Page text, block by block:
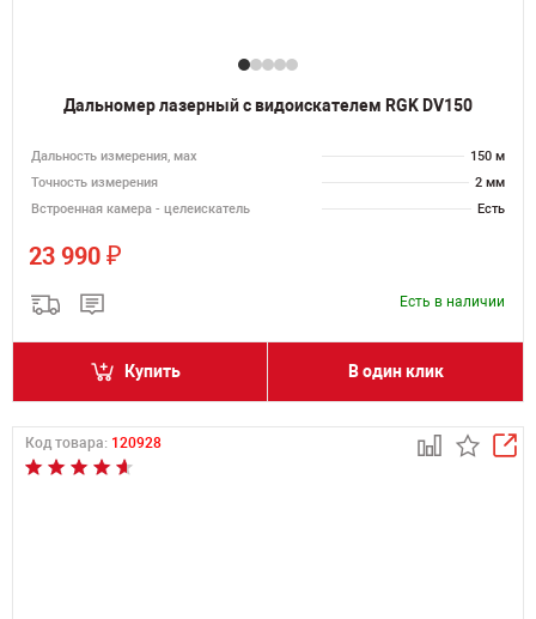
Дальномер лазерный с видоискателем RGK DV150
Дальность измерения, мах
150 м
Точность измерения
2 мм
Встроенная камера - целеискатель
Есть
23 990 ₽
Есть в наличии
Купить В один клик
Код товара: 120928